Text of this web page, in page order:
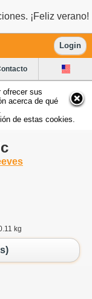
¡Feliz verano!
Login
ofrecer sus
acerca de qué
de estas cookies.
kg